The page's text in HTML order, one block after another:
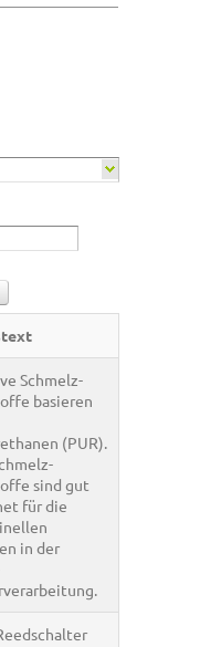
Schmelz-
basieren
(PUR).
sind gut
für die
in der